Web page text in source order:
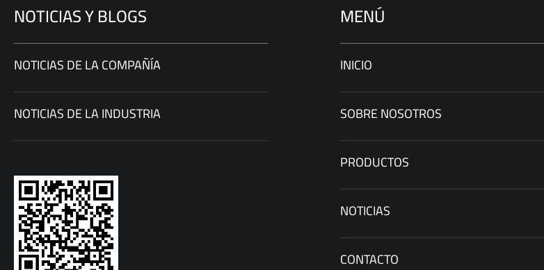
NOTICIAS Y BLOGS
NOTICIAS DE LA COMPAÑÍA
NOTICIAS DE LA INDUSTRIA
MENÚ
INICIO
SOBRE NOSOTROS
PRODUCTOS
NOTICIAS
CONTACTO